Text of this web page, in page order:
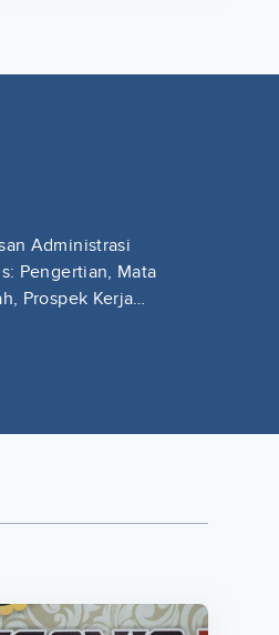
Administrasi
Pengertian, Mata
Prospek Kerja